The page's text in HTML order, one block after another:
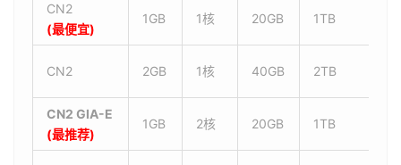
CN2
(最便宜)
1GB 1核 20GB 1TB
CN2 2GB 1核 40GB 2TB
CN2 GIA-E
(最推荐)
1GB 2核 20GB 1TB